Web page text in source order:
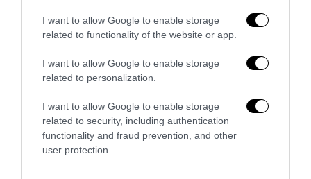
I want to allow Google to enable storage
related to functionality of the website or app.
I want to allow Google to enable storage
related to personalization.
I want to allow Google to enable storage
related to security, including authentication
functionality and fraud prevention, and other
user protection.
Remigrazione, il Copasir riconosce all’antifascismo il
6 Agosto 2026